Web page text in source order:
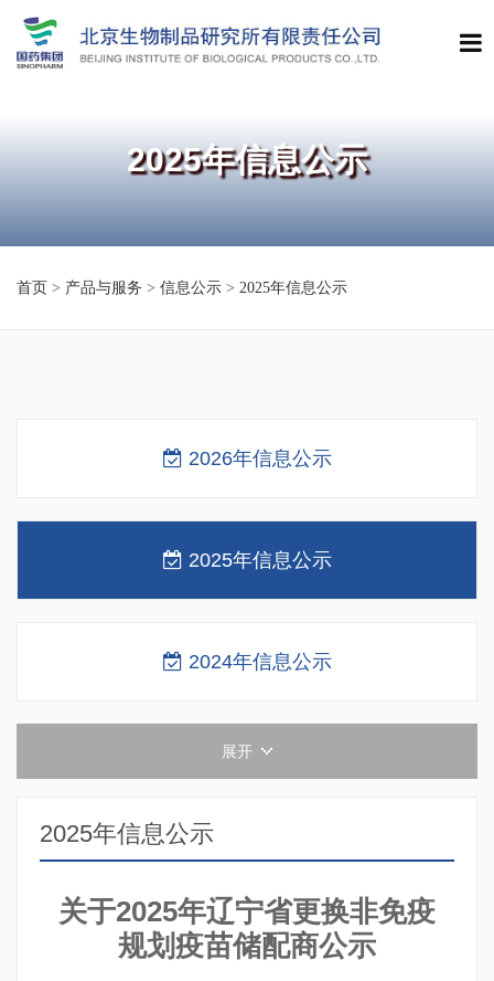
2025年信息公示
首页 > 产品与服务 > 信息公示 > 2025年信息公示
2026年信息公示
2025年信息公示
2024年信息公示
展开
2025年信息公示
关于2025年辽宁省更换非免疫
规划疫苗储配商公示